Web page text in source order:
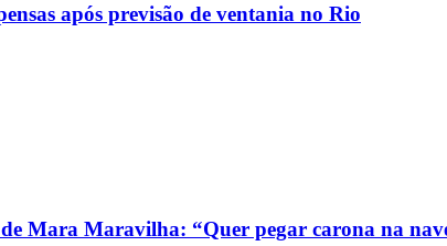
após previsão de ventania no Rio
Mara Maravilha: “Quer pegar carona na